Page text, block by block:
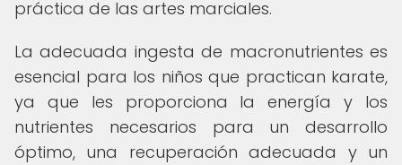
práctica de las artes marciales.
La adecuada ingesta de macronutrientes es
esencial para los niños que practican karate,
ya que les proporciona la energía y los
nutrientes necesarios para un desarrollo
óptimo, una recuperación adecuada y un